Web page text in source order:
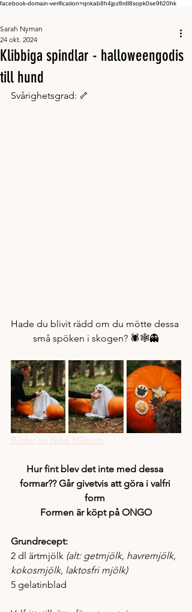
facebook-domain-verification=qnkab8h4jpz8rdl8sopk0se9fi20hk
Klibbiga spindlar - halloweengodis
till hund
Sarah Nyman
24 okt. 2024
Svårighetsgrad: 🦴
Hade du blivit rädd om du mötte dessa
små spöken i skogen? 🕷️🕸️👻
Bilder av Nike Nilsson
Hur fint blev det inte med dessa
formar?? Går givetvis att göra i valfri
form
Formen är köpt på ONGO
Grundrecept:
2 dl ärtmjölk (alt: getmjölk, havremjölk,
kokosmjölk, laktosfri mjölk)
5 gelatinblad